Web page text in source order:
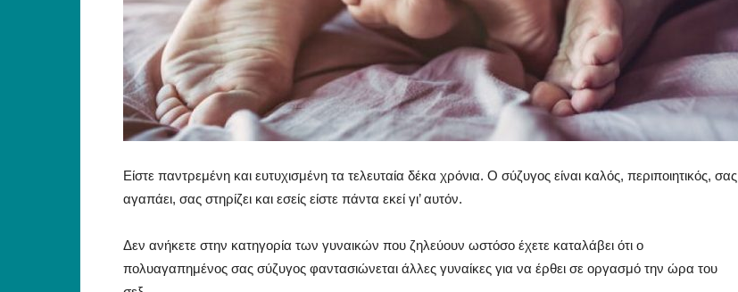
Είστε παντρεμένη και ευτυχισμένη τα τελευταία δέκα χρόνια. Ο σύζυγος είναι καλός, περιποιητικός, σας
αγαπάει, σας στηρίζει και εσείς είστε πάντα εκεί γι’ αυτόν.
Δεν ανήκετε στην κατηγορία των γυναικών που ζηλεύουν ωστόσο έχετε καταλάβει ότι ο
πολυαγαπημένος σας σύζυγος φαντασιώνεται άλλες γυναίκες για να έρθει σε οργασμό την ώρα του